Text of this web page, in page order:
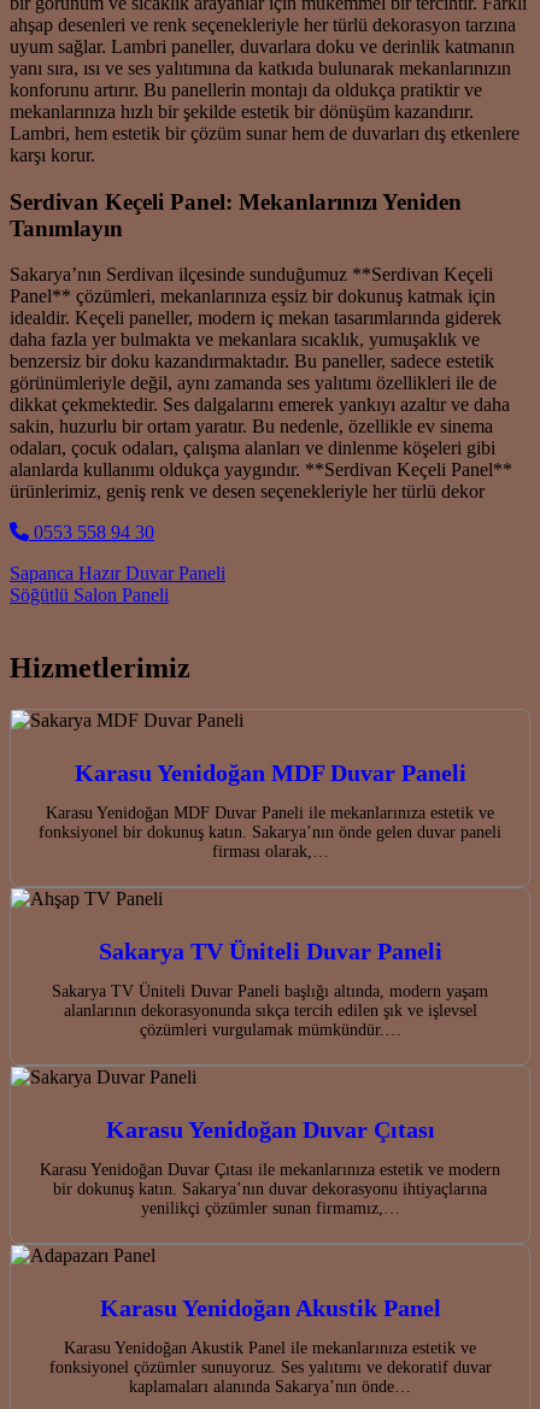
ahşap desenleri ve renk seçenekleriyle her türlü dekorasyon tarzına
uyum sağlar. Lambri paneller, duvarlara doku ve derinlik katmanın
yanı sıra, ısı ve ses yalıtımına da katkıda bulunarak mekanlarınızın
konforunu artırır. Bu panellerin montajı da oldukça pratiktir ve
mekanlarınıza hızlı bir şekilde estetik bir dönüşüm kazandırır.
Lambri, hem estetik bir çözüm sunar hem de duvarları dış etkenlere
karşı korur.
Serdivan Keçeli Panel: Mekanlarınızı Yeniden
Tanımlayın
Sakarya’nın Serdivan ilçesinde sunduğumuz **Serdivan Keçeli
Panel** çözümleri, mekanlarınıza eşsiz bir dokunuş katmak için
idealdir. Keçeli paneller, modern iç mekan tasarımlarında giderek
daha fazla yer bulmakta ve mekanlara sıcaklık, yumuşaklık ve
benzersiz bir doku kazandırmaktadır. Bu paneller, sadece estetik
görünümleriyle değil, aynı zamanda ses yalıtımı özellikleri ile de
dikkat çekmektedir. Ses dalgalarını emerek yankıyı azaltır ve daha
sakin, huzurlu bir ortam yaratır. Bu nedenle, özellikle ev sinema
odaları, çocuk odaları, çalışma alanları ve dinlenme köşeleri gibi
alanlarda kullanımı oldukça yaygındır. **Serdivan Keçeli Panel**
ürünlerimiz, geniş renk ve desen seçenekleriyle her türlü dekor
0553 558 94 30
Post navigation
Sapanca Hazır Duvar Paneli
Söğütlü Salon Paneli
Hizmetlerimiz
Karasu Yenidoğan MDF Duvar Paneli
Karasu Yenidoğan MDF Duvar Paneli ile mekanlarınıza estetik ve
fonksiyonel bir dokunuş katın. Sakarya’nın önde gelen duvar paneli
firması olarak,…
Sakarya TV Üniteli Duvar Paneli
Sakarya TV Üniteli Duvar Paneli başlığı altında, modern yaşam
alanlarının dekorasyonunda sıkça tercih edilen şık ve işlevsel
çözümleri vurgulamak mümkündür.…
Karasu Yenidoğan Duvar Çıtası
Karasu Yenidoğan Duvar Çıtası ile mekanlarınıza estetik ve modern
bir dokunuş katın. Sakarya’nın duvar dekorasyonu ihtiyaçlarına
yenilikçi çözümler sunan firmamız,…
Karasu Yenidoğan Akustik Panel
Karasu Yenidoğan Akustik Panel ile mekanlarınıza estetik ve
fonksiyonel çözümler sunuyoruz. Ses yalıtımı ve dekoratif duvar
kaplamaları alanında Sakarya’nın önde…